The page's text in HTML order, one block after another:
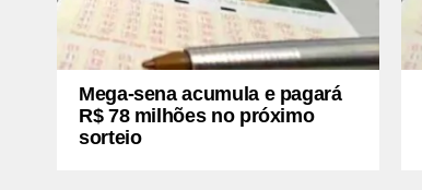
Mega-sena acumula e pagará
R$ 78 milhões no próximo
sorteio